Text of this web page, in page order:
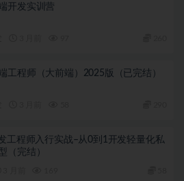
开发实训营
工程师（大前端）2025版（已完结）
工程师入行实战–从0到1开发轻量化私
（完结）